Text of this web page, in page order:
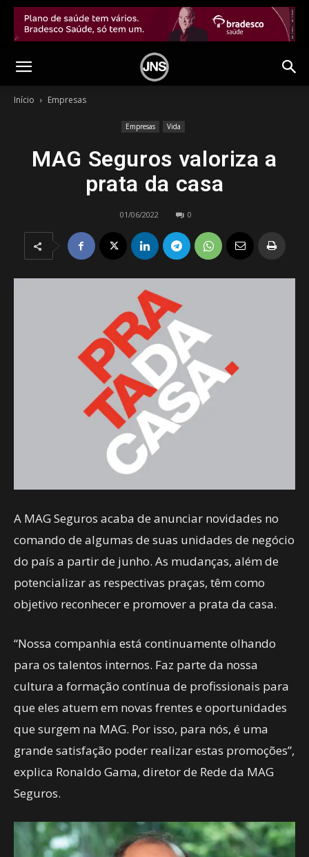
Início Empresas
Empresas Vida
MAG Seguros valoriza a
prata da casa
01/06/2022 0
A MAG Seguros acaba de anunciar novidades no
comando de algumas de suas unidades de negócio
do país a partir de junho. As mudanças, além de
potencializar as respectivas praças, têm como
objetivo reconhecer e promover a prata da casa.
“Nossa companhia está continuamente olhando
para os talentos internos. Faz parte da nossa
cultura a formação contínua de profissionais para
que eles atuem em novas frentes e oportunidades
que surgem na MAG. Por isso, para nós, é uma
grande satisfação poder realizar estas promoções”,
explica Ronaldo Gama, diretor de Rede da MAG
Seguros.